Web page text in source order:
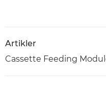
Artikler
Cassette Feeding